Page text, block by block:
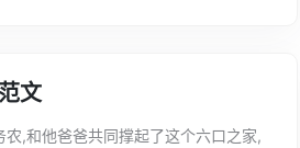
文
,和他爸爸共同撑起了这个六口之家,